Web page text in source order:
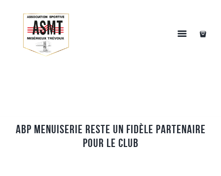
ABP Menuiserie reste un fidèle partenaire
pour le club